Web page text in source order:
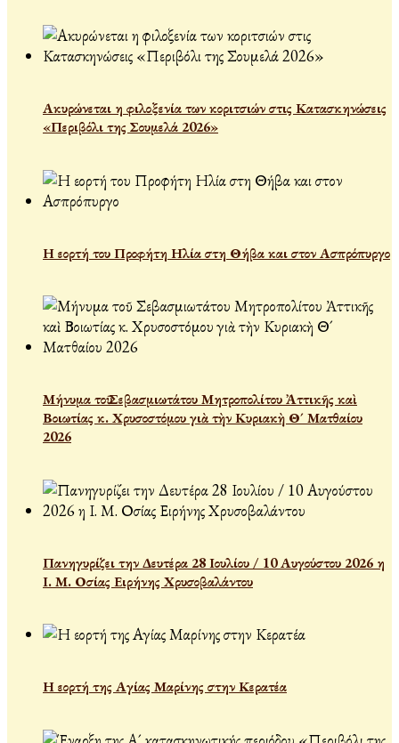
Ακυρώνεται η φιλοξενία των κοριτσιών στις Κατασκηνώσεις
«Περιβόλι της Σουμελά 2026»
Η εορτή του Προφήτη Ηλία στη Θήβα και στον Ασπρόπυργο
Μήνυμα τοῦ Σεβασμιωτάτου Μητροπολίτου Ἀττικῆς καὶ
Βοιωτίας κ. Χρυσοστόμου γιὰ τὴν Κυριακὴ Θ´ Ματθαίου
2026
Πανηγυρίζει την Δευτέρα 28 Ιουλίου / 10 Αυγούστου 2026 η
Ι. Μ. Οσίας Ειρήνης Χρυσοβαλάντου
Η εορτή της Αγίας Μαρίνης στην Κερατέα